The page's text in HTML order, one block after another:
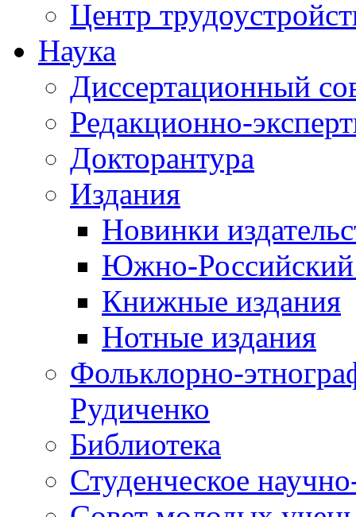
Центр
Наука
Диссертационный
Редакционно-
Докторантура
Издания
Новинки
Южно-Российский
Книжные издания
Нотные издания
Фольклорно-
Рудиченко
Библиотека
Студенческое